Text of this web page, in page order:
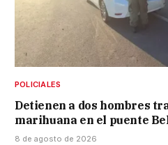
POLICIALES
Detienen a dos hombres
marihuana en el puente
8 de agosto de 2026